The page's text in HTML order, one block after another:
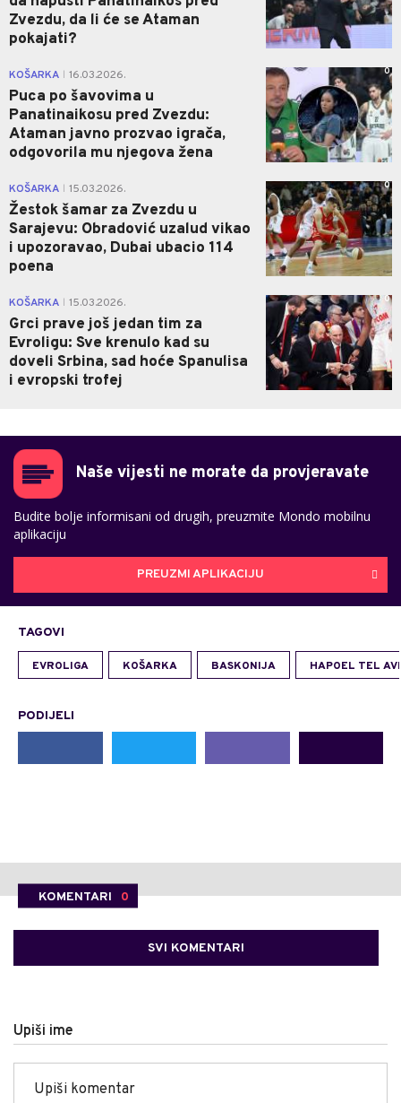
Zvezdu, da li će se Ataman
pokajati?
KOŠARKA 16.03.2026.
Puca po šavovima u
Panatinaikosu pred Zvezdu:
Ataman javno prozvao igrača,
odgovorila mu njegova žena
0
KOŠARKA 15.03.2026.
Žestok šamar za Zvezdu u
Sarajevu: Obradović uzalud vikao
i upozoravao, Dubai ubacio 114
poena
0
KOŠARKA 15.03.2026.
Grci prave još jedan tim za
Evroligu: Sve krenulo kad su
doveli Srbina, sad hoće Spanulisa
i evropski trofej
0
Naše vijesti ne morate da provjeravate
Budite bolje informisani od drugih, preuzmite Mondo mobilnu
aplikaciju
PREUZMI APLIKACIJU
TAGOVI
EVROLIGA KOŠARKA BASKONIJA HAPOEL TEL
PODIJELI
KOMENTARI 0
SVI KOMENTARI
Upiši ime